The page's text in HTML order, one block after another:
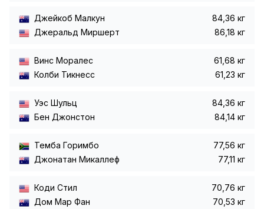
Джейкоб Малкун
84,36 кг
Джеральд Миршерт
86,18 кг
Винс Моралес
61,68 кг
Колби Тикнесс
61,23 кг
Уэс Шульц
84,36 кг
Бен Джонстон
84,14 кг
Темба Горимбо
77,56 кг
Джонатан Микаллеф
77,11 кг
Коди Стил
70,76 кг
Дом Мар Фан
70,53 кг